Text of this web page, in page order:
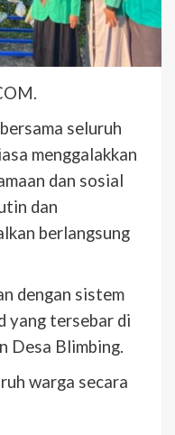
seluruh
menggalakkan
dan sosial
dan
berlangsung
dengan sistem
yang tersebar di
Desa Blimbing.
warga secara